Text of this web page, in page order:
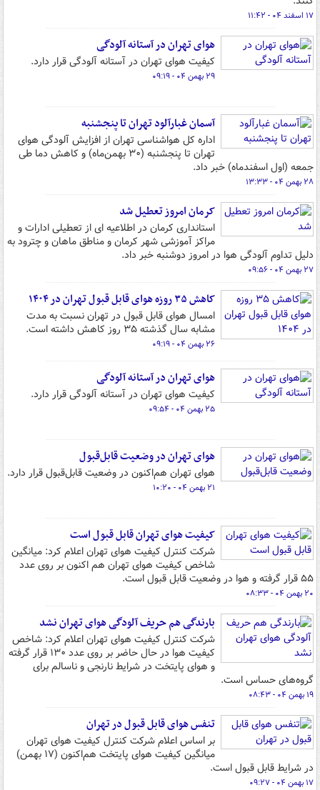
۱۷ اسفند ۰۴ - ۱۱:۴۲
هوای تهران در آستانه آلودگی
کیفیت هوای تهران در آستانه آلودگی قرار دارد.
۲۹ بهمن ۰۴ - ۰۹:۱۹
آسمان غبارآلود تهران تا پنجشنبه
اداره کل هواشناسی تهران از افزایش آلودگی هوای
تهران تا پنجشنبه (۳۰ بهمن‌ماه) و کاهش دما طی
جمعه (اول اسفندماه) خبر داد.
۲۸ بهمن ۰۴ - ۱۳:۳۳
کرمان امروز تعطیل شد
استانداری کرمان در اطلاعیه ای از تعطیلی ادارات و
مراکز آموزشی شهر کرمان و مناطق ماهان و چترود به
دلیل تداوم آلودگی هوا در امروز دوشنبه خبر داد.
۲۷ بهمن ۰۴ - ۰۹:۵۶
کاهش ۳۵ روزه هوای قابل قبول تهران در ۱۴۰۴
امسال هوای قابل قبول در تهران نسبت به مدت
مشابه سال گذشته ۳۵ روز کاهش داشته است.
۲۶ بهمن ۰۴ - ۰۹:۱۹
هوای تهران در آستانه آلودگی
کیفیت هوای تهران در آستانه آلودگی قرار دارد.
۲۵ بهمن ۰۴ - ۰۹:۵۴
هوای تهران در وضعیت قابل‌قبول
هوای تهران هم‌اکنون در وضعیت قابل‌قبول قرار دارد.
۲۱ بهمن ۰۴ - ۱۰:۲۰
کیفیت هوای تهران قابل قبول است
شرکت کنترل کیفیت هوای تهران اعلام کرد: میانگین
شاخص کیفیت هوای تهران هم اکنون بر روی عدد
۵۵ قرار گرفته و هوا در وضعیت قابل قبول است.
۲۰ بهمن ۰۴ - ۰۸:۳۳
بارندگی هم حریف آلودگی هوای تهران نشد
شرکت کنترل کیفیت هوای تهران اعلام کرد: شاخص
کیفیت هوا در حال حاضر بر روی عدد ۱۳۰ قرار گرفته
و هوای پایتخت در شرایط نارنجی و ناسالم برای
گروه‌های حساس است.
۱۹ بهمن ۰۴ - ۰۸:۴۳
تنفس هوای قابل قبول در تهران
بر اساس اعلام شرکت کنترل کیفیت هوای تهران
میانگین کیفیت هوای پایتخت هم‌اکنون (۱۷ بهمن)
در شرایط قابل قبول است.
۱۷ بهمن ۰۴ - ۰۹:۲۷